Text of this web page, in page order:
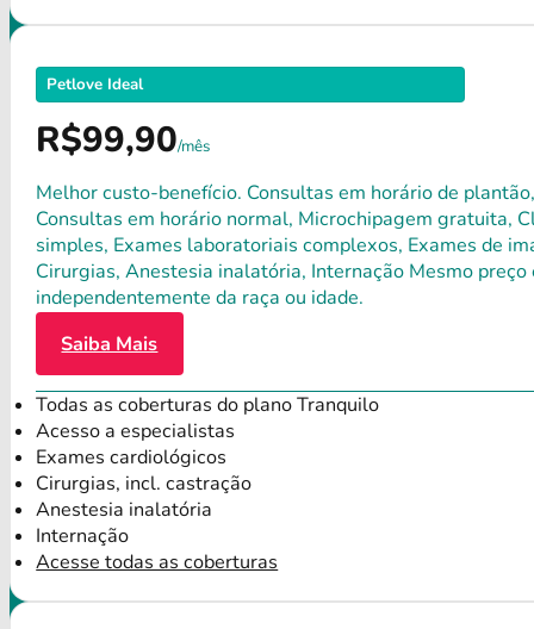
Petlove Ideal
R$99,90/mês
Melhor custo-benefício. Consultas em horário de
Consultas em horário normal, Microchipagem gratuita,
simples, Exames laboratoriais complexos, Exames de
Cirurgias, Anestesia inalatória, Internação Mesmo
independentemente da raça ou idade.
Saiba Mais
Todas as coberturas do plano Tranquilo
Acesso a especialistas
Exames cardiológicos
Cirurgias, incl. castração
Anestesia inalatória
Internação
Acesse todas as coberturas